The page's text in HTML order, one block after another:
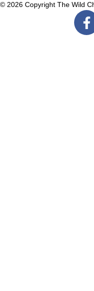
© 2026 Copyright The Wild